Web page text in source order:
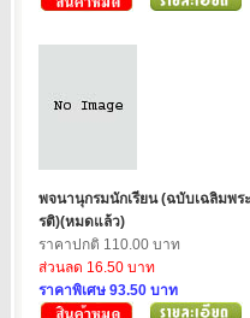
พจนานุกรมนักเรียน (ฉบับเฉลิมพระ
รติ)(หมดแล้ว)
ราคาปกติ 110.00 บาท
ส่วนลด 16.50 บาท
ราคาพิเศษ 93.50 บาท